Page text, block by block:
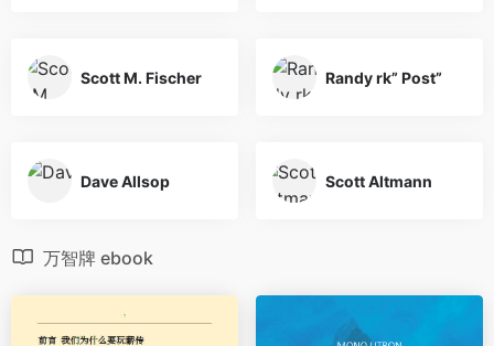
Scott M. Fischer Randy rk” Post”
Dave Allsop Scott Altmann
万智牌 ebook